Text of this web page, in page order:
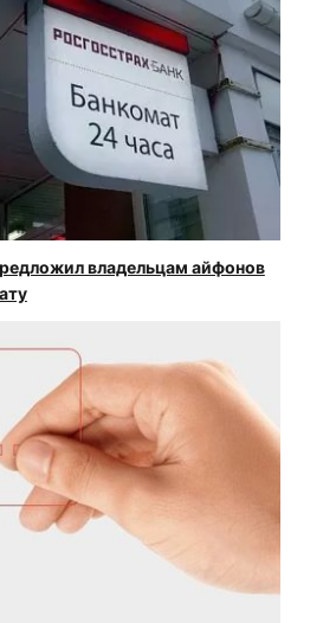
владельцам айфонов